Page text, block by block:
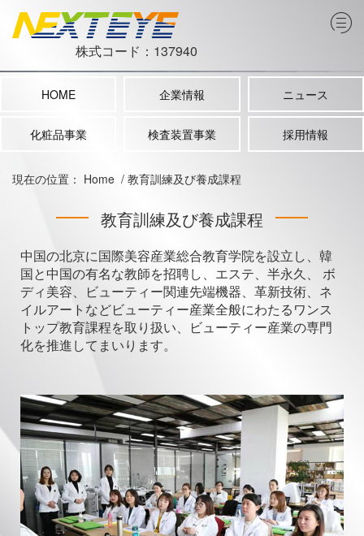
株式コード：137940
HOME 企業情報 ニュース
化粧品事業 検査装置事業 採用情報
現在の位置： Home / 教育訓練及び養成課程
教育訓練及び養成課程
中国の北京に国際美容産業総合教育学院を設立し、韓
国と中国の有名な教師を招聘し、エステ、半永久、 ボ
ディ美容、ビューティー関連先端機器、革新技術、ネ
イルアートなどビューティー産業全般にわたるワンス
トップ教育課程を取り扱い、ビューティー産業の専門
化を推進してまいります。